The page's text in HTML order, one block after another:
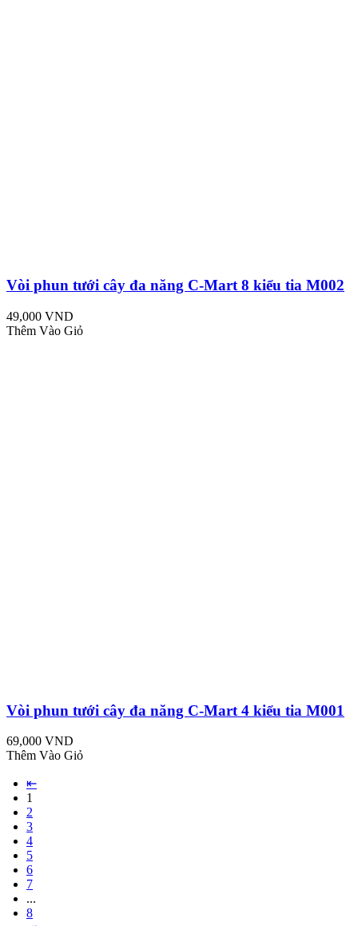
Vòi phun tưới cây đa năng C-Mart 8 kiểu tia M002
49,000 VND
Thêm Vào Giỏ
Vòi phun tưới cây đa năng C-Mart 4 kiểu tia M001
69,000 VND
Thêm Vào Giỏ
⇤
1
2
3
4
5
6
7
...
8